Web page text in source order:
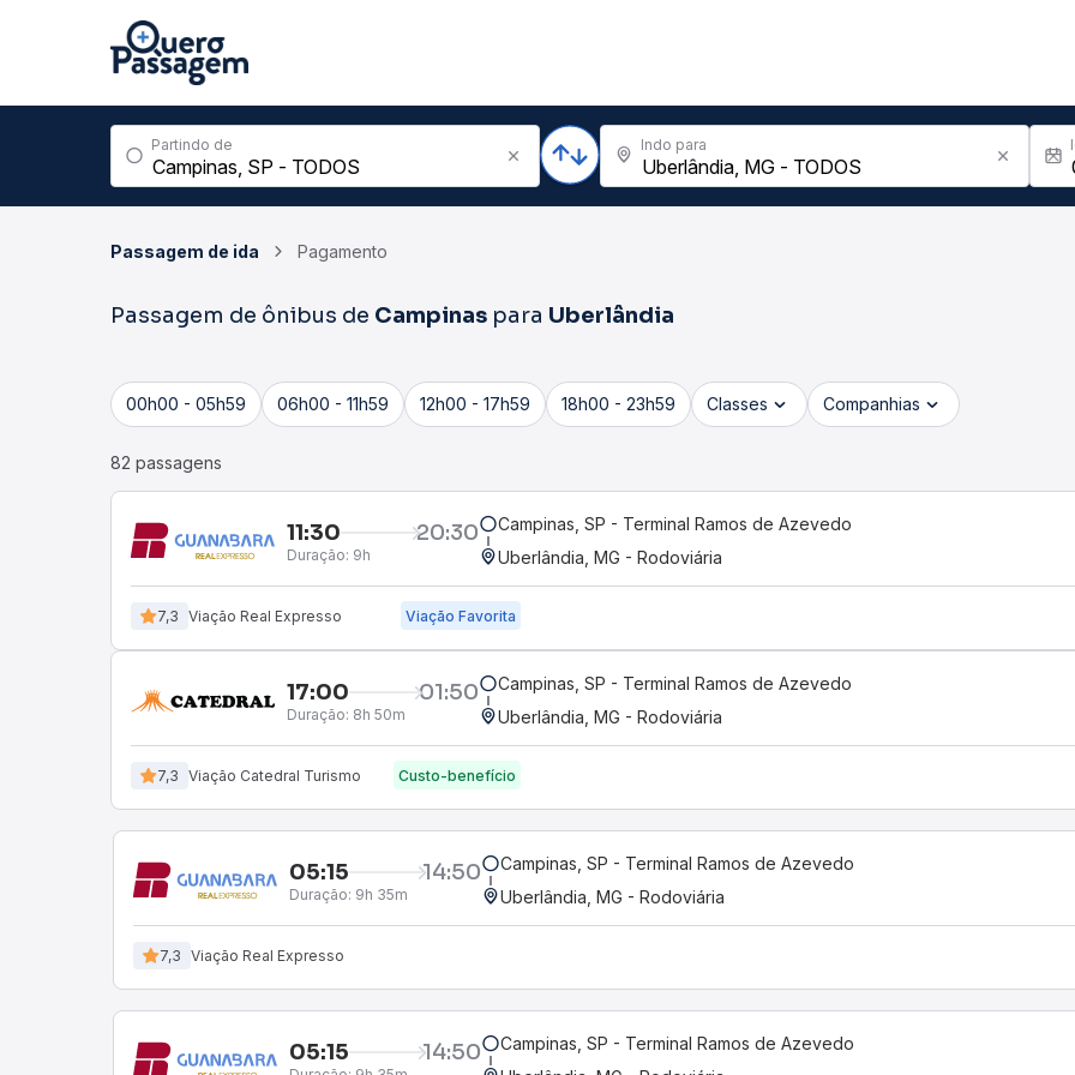
Partindo de Indo para
Passagem de ida Pagamento
Passagem de ônibus de Campinas para Uberlândia
00h00 - 05h59 06h00 - 11h59 12h00 - 17h59 18h00 - 23h59 Classes Companhias
82 passagens
11:30 20:30
Duração: 9h
Campinas, SP - Terminal Ramos de Azevedo
Uberlândia, MG - Rodoviária
7,3 Viação Real Expresso Viação Favorita
17:00 01:50
Duração: 8h 50m
Campinas, SP - Terminal Ramos de Azevedo
Uberlândia, MG - Rodoviária
7,3 Viação Catedral Turismo Custo-benefício
05:15 14:50
Duração: 9h 35m
Campinas, SP - Terminal Ramos de Azevedo
Uberlândia, MG - Rodoviária
7,3 Viação Real Expresso
05:15 14:50
Campinas, SP - Terminal Ramos de Azevedo